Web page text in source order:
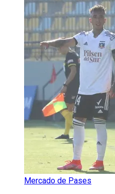
Mercado de Pases